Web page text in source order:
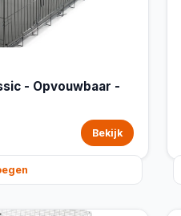
- Opvouwbaar -
Bekijk